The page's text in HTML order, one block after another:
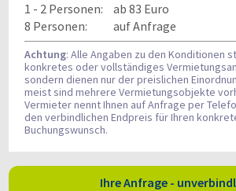
1 - 2 Personen:
ab 83 Euro
8 Personen:
auf Anfrage
Achtung: Alle Angaben zu den Konditionen
konkretes oder vollständiges
sondern dienen nur der preislichen
meist sind mehrere Vermietungsobjekte
Vermieter nennt Ihnen auf Anfrage per
den verbindlichen Endpreis für Ihren
Buchungswunsch.
Ihre Anfrage -